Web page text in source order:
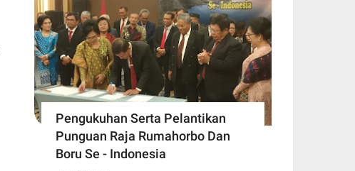
Pengukuhan Serta Pelantikan
Punguan Raja Rumahorbo Dan
Boru Se - Indonesia